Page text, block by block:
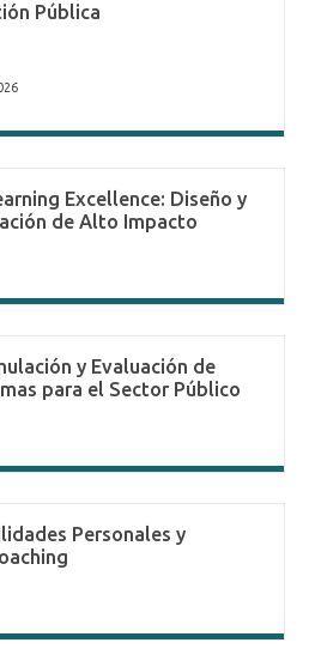
Pública
Excellence: Diseño y
de Alto Impacto
y Evaluación de
para el Sector Público
Personales y